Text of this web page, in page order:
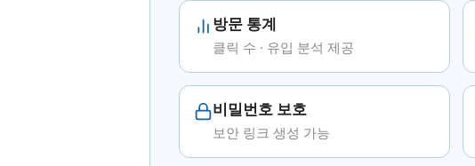
방문 통계
클릭 수 · 유입 분석 제공
비밀번호 보호
보안 링크 생성 가능